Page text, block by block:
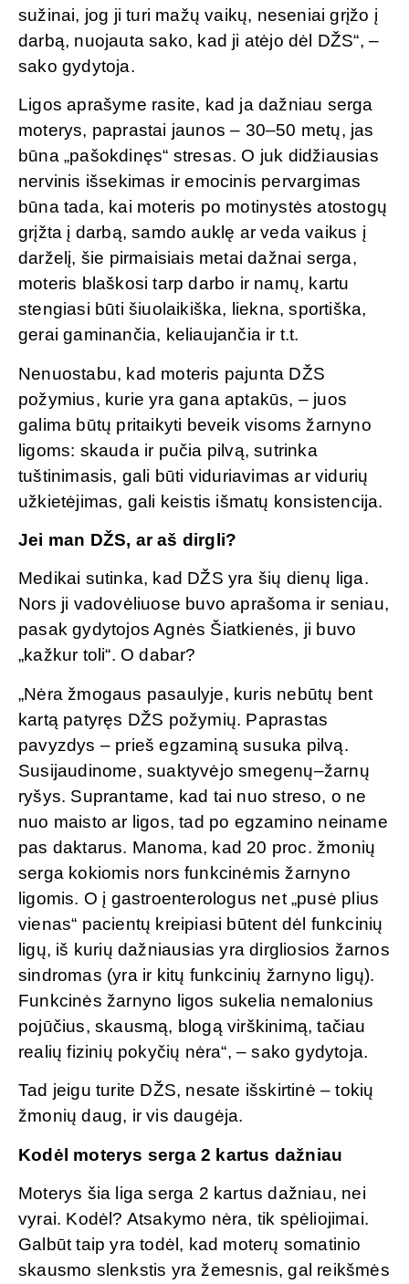
sužinai, jog ji turi mažų vaikų, neseniai grįžo į
darbą, nuojauta sako, kad ji atėjo dėl DŽS“, –
sako gydytoja.
Ligos aprašyme rasite, kad ja dažniau serga
moterys, paprastai jaunos – 30–50 metų, jas
būna „pašokdinęs“ stresas. O juk didžiausias
nervinis išsekimas ir emocinis pervargimas
būna tada, kai moteris po motinystės atostogų
grįžta į darbą, samdo auklę ar veda vaikus į
darželį, šie pirmaisiais metai dažnai serga,
moteris blaškosi tarp darbo ir namų, kartu
stengiasi būti šiuolaikiška, liekna, sportiška,
gerai gaminančia, keliaujančia ir t.t.
Nenuostabu, kad moteris pajunta DŽS
požymius, kurie yra gana aptakūs, – juos
galima būtų pritaikyti beveik visoms žarnyno
ligoms: skauda ir pučia pilvą, sutrinka
tuštinimasis, gali būti viduriavimas ar vidurių
užkietėjimas, gali keistis išmatų konsistencija.
Jei man DŽS, ar aš dirgli?
Medikai sutinka, kad DŽS yra šių dienų liga.
Nors ji vadovėliuose buvo aprašoma ir seniau,
pasak gydytojos Agnės Šiatkienės, ji buvo
„kažkur toli“. O dabar?
„Nėra žmogaus pasaulyje, kuris nebūtų bent
kartą patyręs DŽS požymių. Paprastas
pavyzdys – prieš egzaminą susuka pilvą.
Susijaudinome, suaktyvėjo smegenų–žarnų
ryšys. Suprantame, kad tai nuo streso, o ne
nuo maisto ar ligos, tad po egzamino neiname
pas daktarus. Manoma, kad 20 proc. žmonių
serga kokiomis nors funkcinėmis žarnyno
ligomis. O į gastroenterologus net „pusė plius
vienas“ pacientų kreipiasi būtent dėl funkcinių
ligų, iš kurių dažniausias yra dirgliosios žarnos
sindromas (yra ir kitų funkcinių žarnyno ligų).
Funkcinės žarnyno ligos sukelia nemalonius
pojūčius, skausmą, blogą virškinimą, tačiau
realių fizinių pokyčių nėra“, – sako gydytoja.
Tad jeigu turite DŽS, nesate išskirtinė – tokių
žmonių daug, ir vis daugėja.
Kodėl moterys serga 2 kartus dažniau
Moterys šia liga serga 2 kartus dažniau, nei
vyrai. Kodėl? Atsakymo nėra, tik spėliojimai.
Galbūt taip yra todėl, kad moterų somatinio
skausmo slenkstis yra žemesnis, gal reikšmės